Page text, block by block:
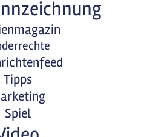
Tipps
Spiel